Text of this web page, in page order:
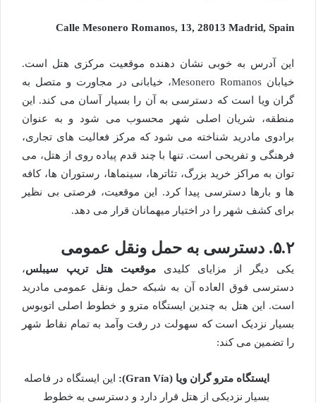
Calle Mesonero Romanos, 13, 28013 Madrid, Spain
این آدرس به خوبی نشان دهنده موقعیت مرکزی هتل است.
خیابان Mesonero Romanos، خیابانی در مجاورت و متصل به
گران ویا است که دسترسی به آن را بسیار آسان می کند. این
منطقه، شریان اصلی شهر محسوب می شود و به عنوان
برادوی مادرید شناخته می شود که مرکز فعالیت های تجاری،
فرهنگی و تفریحی است. تنها با چند قدم پیاده روی از هتل، می
توان به مراکز خرید بزرگ، تئاترها، سینماها، رستوران ها، کافه
ها و بارها دسترسی پیدا کرد. این موقعیت، فرصتی بی نظیر
برای کشف شهر را در اختیار میهمانان قرار می دهد.
۵.۲. دسترسی به حمل ونقل عمومی
یکی دیگر از مزایای کلیدی موقعیت هتل تریپ سیبلس،
دسترسی فوق العاده آن به شبکه حمل ونقل عمومی مادرید
است. این هتل به چندین ایستگاه مترو و خطوط اصلی اتوبوس
بسیار نزدیک است که سهولت در رفت وآمد به تمام نقاط شهر
را تضمین می کند:
ایستگاه مترو گران ویا (Gran Vía):
این ایستگاه در فاصله
بسیار نزدیکی از هتل قرار دارد و دسترسی به خطوط